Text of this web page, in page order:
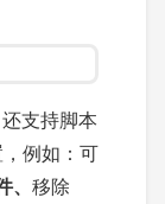
支持脚本
例如：可
移除